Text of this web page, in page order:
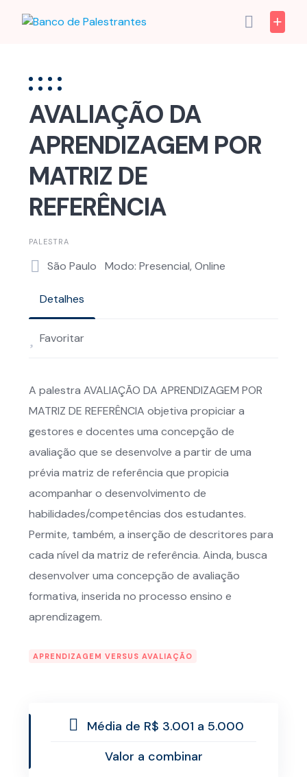
AVALIAÇÃO DA
APRENDIZAGEM POR
MATRIZ DE
REFERÊNCIA
PALESTRA
São Paulo Modo: Presencial, Online
Detalhes
Favoritar
A palestra AVALIAÇÃO DA APRENDIZAGEM POR
MATRIZ DE REFERÊNCIA objetiva propiciar a
gestores e docentes uma concepção de
avaliação que se desenvolve a partir de uma
prévia matriz de referência que propicia
acompanhar o desenvolvimento de
habilidades/competências dos estudantes.
Permite, também, a inserção de descritores para
cada nível da matriz de referência. Ainda, busca
desenvolver uma concepção de avaliação
formativa, inserida no processo ensino e
aprendizagem.
APRENDIZAGEM VERSUS AVALIAÇÃO
Média de R$ 3.001 a 5.000
Valor a combinar